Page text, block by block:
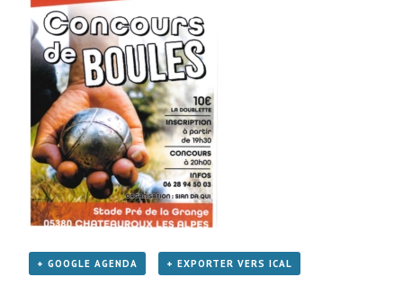
+ GOOGLE AGENDA + EXPORTER VERS ICAL